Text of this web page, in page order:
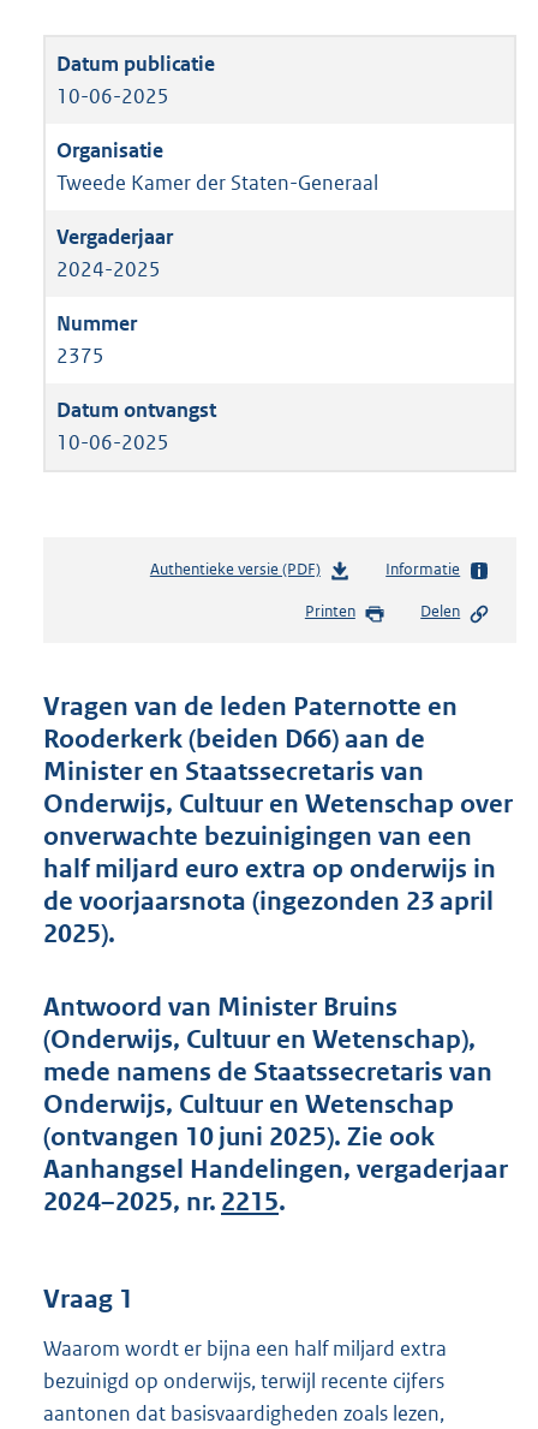
10-06-2025
Tweede Kamer der Staten-Generaal
2024-2025
2375
10-06-2025
Authentieke versie (PDF)b
s
n
d
s
g
r
o
t
t
8
b
Informatie
Printen Delen
Vragen van de leden Paternotte en
Rooderkerk (beiden D66) aan de
Minister en Staatssecretaris van
Onderwijs, Cultuur en Wetenschap over
onverwachte bezuinigingen van een
half miljard euro extra op onderwijs in
de voorjaarsnota (ingezonden 23 april
2025).
Antwoord van Minister Bruins
(Onderwijs, Cultuur en Wetenschap),
mede namens de Staatssecretaris van
Onderwijs, Cultuur en Wetenschap
(ontvangen 10 juni 2025). Zie ook
Aanhangsel Handelingen, vergaderjaar
2024–2025, nr. 2215.
Vraag 1
Waarom wordt er bijna een half miljard extra
bezuinigd op onderwijs, terwijl recente cijfers
aantonen dat basisvaardigheden zoals lezen,